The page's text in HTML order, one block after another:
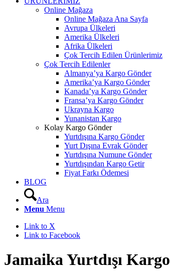
Online Mağaza
Online Mağaza Ana Sayfa
Avrupa Ülkeleri
Amerika Ülkeleri
Afrika Ülkeleri
Çok Tercih Edilen Ürünlerimiz
Çok Tercih Edilenler
Almanya’ya Kargo Gönder
Amerika’ya Kargo Gönder
Kanada’ya Kargo Gönder
Fransa’ya Kargo Gönder
Ukrayna Kargo
Yunanistan Kargo
Kolay Kargo Gönder
Yurtdışına Kargo Gönder
Yurt Dışına Evrak Gönder
Yurtdışına Numune Gönder
Yurtdışından Kargo Getir
Fiyat Farkı Ödemesi
BLOG
Ara
Menu Menu
Link to X
Link to Facebook
Jamaika Yurtdışı Kargo